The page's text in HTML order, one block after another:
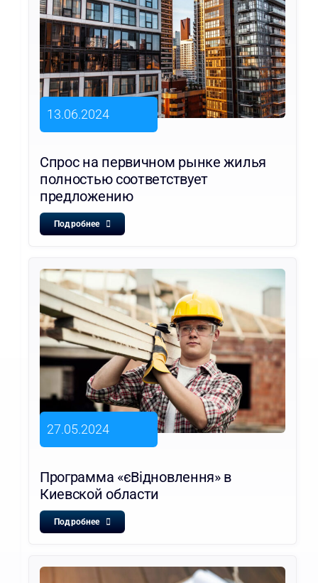
13.06.2024
Спрос на первичном рынке жилья
полностью соответствует
предложению
Подробнее
27.05.2024
Программа «єВідновлення» в
Киевской области
Подробнее